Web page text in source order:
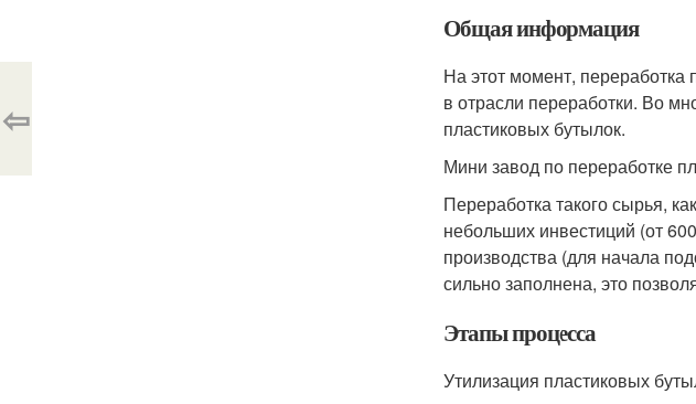
Общая информация
На этот момент, переработка
в отрасли переработки. Во
пластиковых бутылок.
Мини завод по переработке
Переработка такого сырья,
небольших инвестиций (от
производства (для начала
сильно заполнена, это
Этапы процесса
Утилизация пластиковых
⇦